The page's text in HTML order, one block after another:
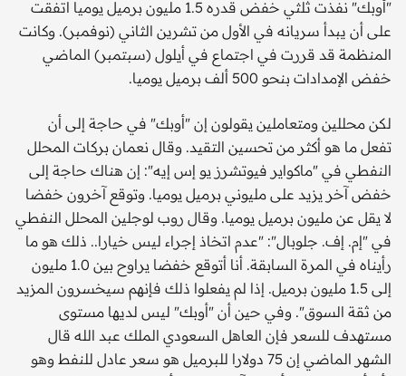
"أوبك" نفذت ثلثي خفض قدره 1.5 مليون برميل يوميا اتفقت
على أن يبدأ سريانه في الأول من تشرين الثاني (نوفمبر). وكانت
المنظمة قد قررت في اجتماع في أيلول (سبتمبر) الماضي
خفض الإمدادات بنحو 500 ألف برميل يوميا.
لكن محللين ومتعاملين يقولون إن "أوبك" في حاجة إلى أن
تفعل ما هو أكثر من تحسين التقيد. وقال نعمان بركات المحلل
النفطي في "ماكواير فيوتشرز يو إس إيه": إن هناك حاجة إلى
خفض آخر يزيد على مليوني برميل يوميا. وتوقع آخرون خفضا
لا يقل عن مليون برميل يوميا. وقال روب لوجلين المحلل النفطي
في "إم. إف. جلوبال": "عدم اتخاذ إجراء ليس خيارا.. ذلك هو ما
رأيناه في المرة السابقة. أنا أتوقع خفضا يراوح بين 1.0 مليون
إلى 1.5 مليون برميل. إذا لم يفعلوا ذلك فإنهم سيخسرون المزيد
من ثقة السوق". وفي حين أن "أوبك" ليس لديها مستوى
مستهدف للسعر فإن العاهل السعودي الملك عبد الله قال
الشهر الماضي إن 75 دولارا للبرميل هو سعر عادل للنفط وهو